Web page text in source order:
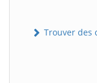
Trouver des